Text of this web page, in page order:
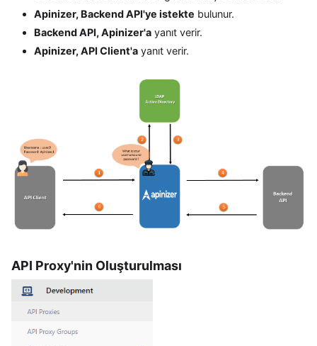
Apinizer, Backend API'ye istekte bulunur.
Backend API, Apinizer'a yanıt verir.
Apinizer, API Client'a yanıt verir.
API Proxy'nin Oluşturulması